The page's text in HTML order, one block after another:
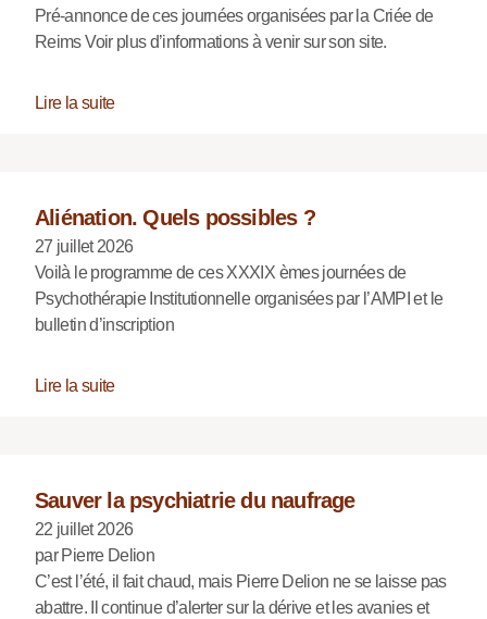
Pré-annonce de ces journées organisées par la Criée de
Reims Voir plus d’informations à venir sur son site.
Lire la suite
Aliénation. Quels possibles ?
27 juillet 2026
Voilà le programme de ces XXXIX èmes journées de
Psychothérapie Institutionnelle organisées par l’AMPI et le
bulletin d’inscription
Lire la suite
Sauver la psychiatrie du naufrage
22 juillet 2026
par Pierre Delion
C’est l’été, il fait chaud, mais Pierre Delion ne se laisse pas
abattre. Il continue d’alerter sur la dérive et les avanies et